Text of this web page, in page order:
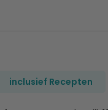
inclusief Recepten